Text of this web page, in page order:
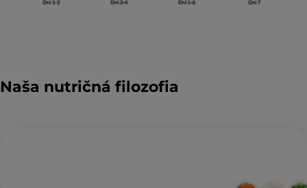
Naša nutričná filozofia